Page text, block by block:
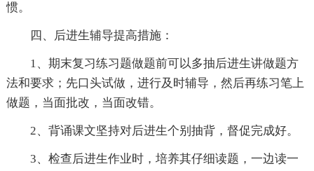
惯。
四、后进生辅导提高措施：
1、期末复习练习题做题前可以多抽后进生讲做题方
法和要求；先口头试做，进行及时辅导，然后再练习笔上
做题，当面批改，当面改错。
2、背诵课文坚持对后进生个别抽背，督促完成好。
3、检查后进生作业时，培养其仔细读题，一边读一